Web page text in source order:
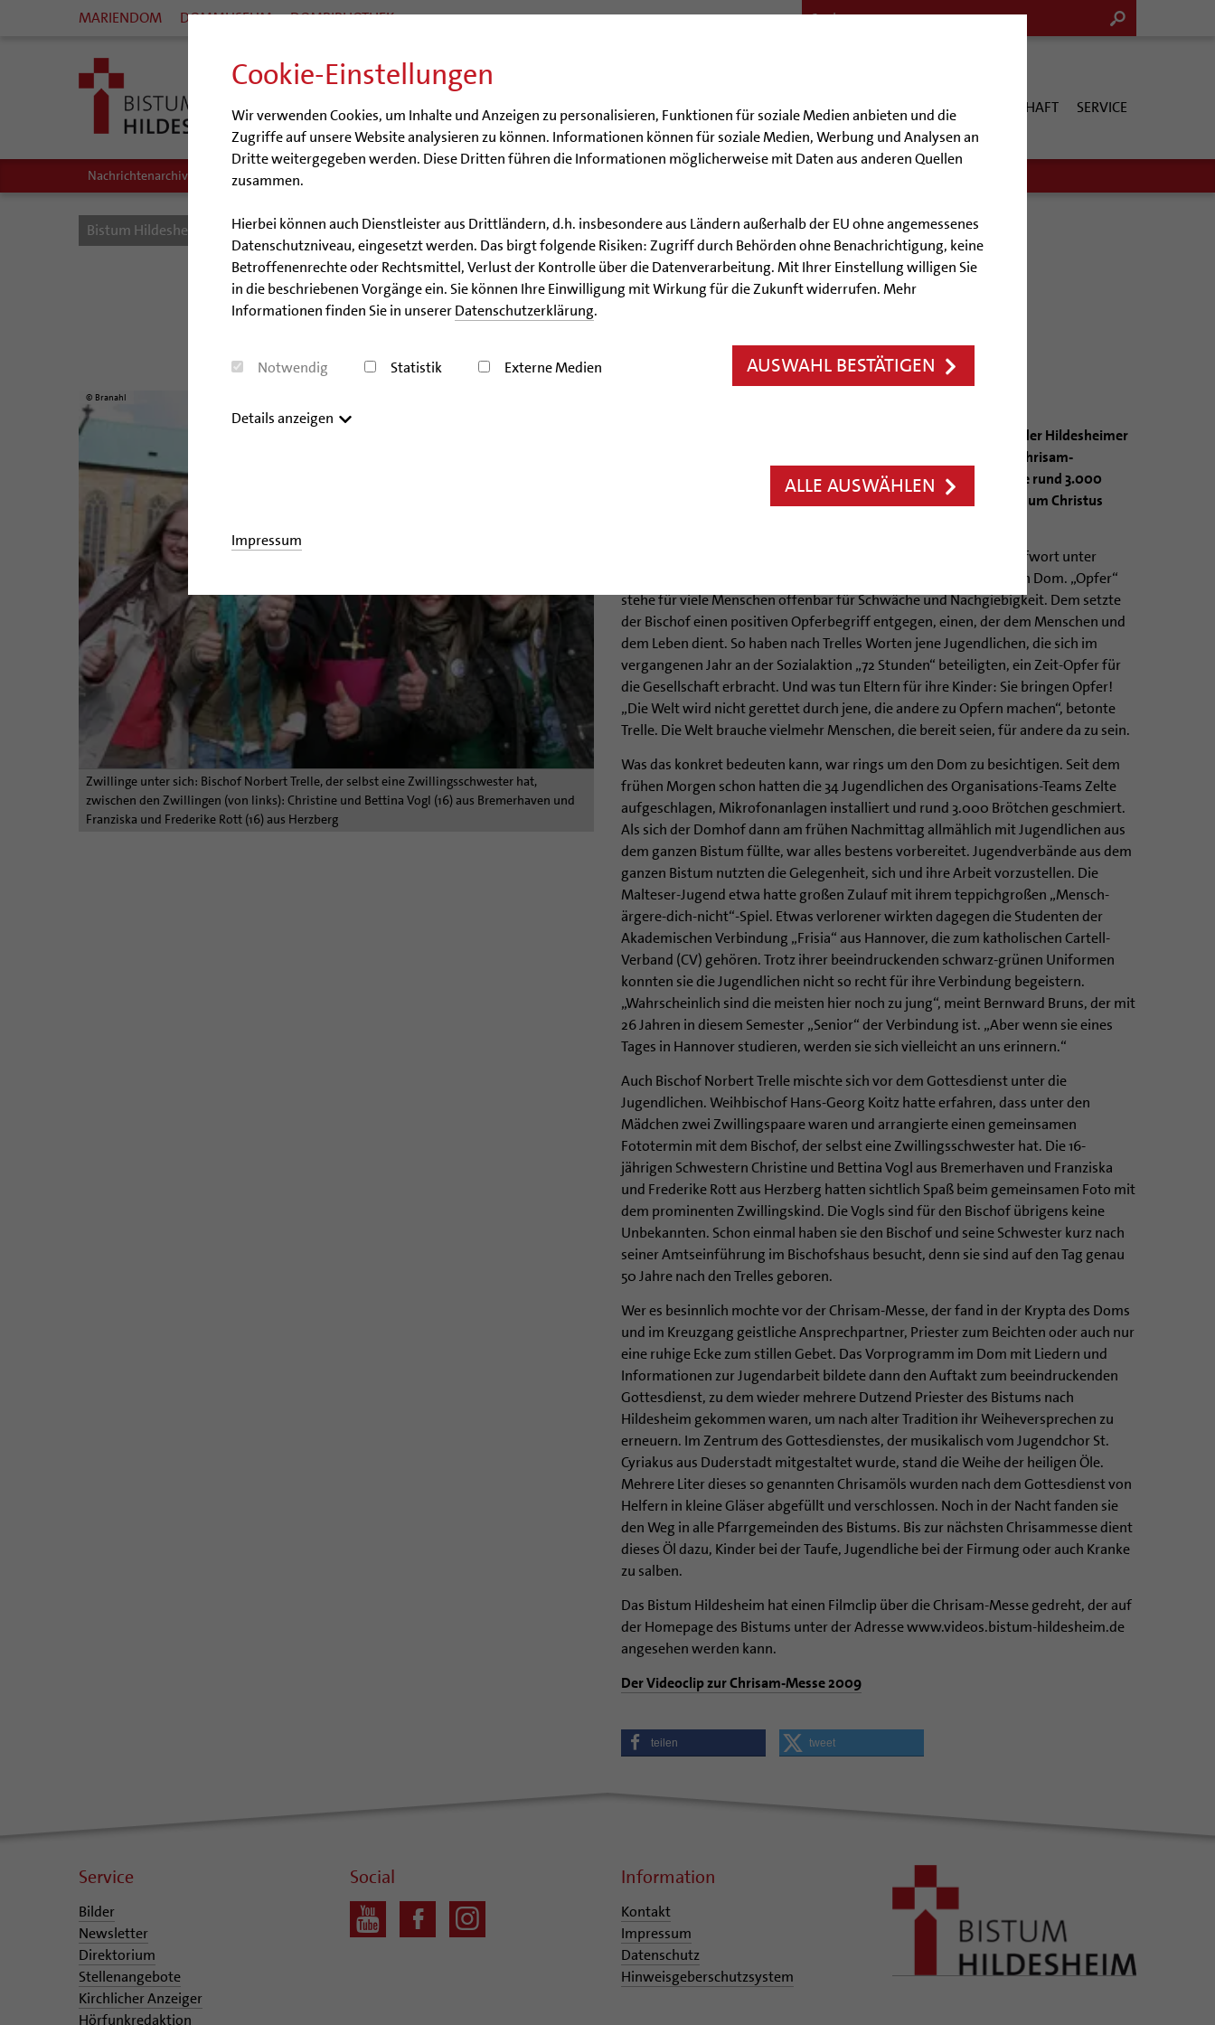
Cookie-Einstellungen
Wir verwenden Cookies, um Inhalte und Anzeigen zu personalisieren, Funktionen für soziale Medien anbieten und die
Zugriffe auf unsere Website analysieren zu können. Informationen können für soziale Medien, Werbung und Analysen an
Dritte weitergegeben werden. Diese Dritten führen die Informationen möglicherweise mit Daten aus anderen Quellen
zusammen.
Hierbei können auch Dienstleister aus Drittländern, d.h. insbesondere aus Ländern außerhalb der EU ohne angemessenes
Datenschutzniveau, eingesetzt werden. Das birgt folgende Risiken: Zugriff durch Behörden ohne Benachrichtigung, keine
Betroffenenrechte oder Rechtsmittel, Verlust der Kontrolle über die Datenverarbeitung. Mit Ihrer Einstellung willigen Sie
in die beschriebenen Vorgänge ein. Sie können Ihre Einwilligung mit Wirkung für die Zukunft widerrufen. Mehr
Informationen finden Sie in unsererDatenschutzerklärung.
Notwendig Statistik Externe Medien AUSWAHL BESTÄTIGEN
Details anzeigen
ALLE AUSWÄHLEN
Impressum
MARIENDOM DOMMUSEUM DOMBIBLIOTHEK
BISTUM BERATUNG & HILFE BILDUNG & KULTUR KIRCHE & GESELLSCHAFT SERVICE
Nachrichtenarchiv Audio/Podcasts
Bistum Hildesheim Bistum Nachrichten Artikel
Opfer bringen für die Menschen
Rund 3.000 Jugendliche kamen zur Chrisam-Messe nach Hildesheim
© Branahl
Zwillinge unter sich: Bischof Norbert Trelle, der selbst eine Zwillingsschwester hat,
zwischen den Zwillingen (von links): Christine und Bettina Vogl (16) aus Bremerhaven und
Franziska und Frederike Rott (16) aus Herzberg
Hildesheim (bph) An die Opferbereitschaft von Jugendlichen hat der Hildesheimer
Bischof Norbert Trelle am Mittwochabend bei der traditionellen Chrisam-
Jugendmesse im Hildesheimer Dom appelliert. Der Bischof bat die rund 3.000
jungen Menschen aus dem ganzen Bistum, ihr Leben einzusetzen, um Christus
Mit Entsetzen habe er gehört, dass das Wort „Opfer“ zum Schimpfwort unter
Jugendlichen geworden sei, sagte Trelle in seiner Predigt im vollen Dom. „Opfer“
stehe für viele Menschen offenbar für Schwäche und Nachgiebigkeit. Dem setzte
der Bischof einen positiven Opferbegriff entgegen, einen, der dem Menschen und
dem Leben dient. So haben nach Trelles Worten jene Jugendlichen, die sich im
vergangenen Jahr an der Sozialaktion „72 Stunden“ beteiligten, ein Zeit-Opfer für
die Gesellschaft erbracht. Und was tun Eltern für ihre Kinder: Sie bringen Opfer!
„Die Welt wird nicht gerettet durch jene, die andere zu Opfern machen“, betonte
Trelle. Die Welt brauche vielmehr Menschen, die bereit seien, für andere da zu sein.
Was das konkret bedeuten kann, war rings um den Dom zu besichtigen. Seit dem
frühen Morgen schon hatten die 34 Jugendlichen des Organisations-Teams Zelte
aufgeschlagen, Mikrofonanlagen installiert und rund 3.000 Brötchen geschmiert.
Als sich der Domhof dann am frühen Nachmittag allmählich mit Jugendlichen aus
dem ganzen Bistum füllte, war alles bestens vorbereitet. Jugendverbände aus dem
ganzen Bistum nutzten die Gelegenheit, sich und ihre Arbeit vorzustellen. Die
Malteser-Jugend etwa hatte großen Zulauf mit ihrem teppichgroßen „Mensch-
ärgere-dich-nicht“-Spiel. Etwas verlorener wirkten dagegen die Studenten der
Akademischen Verbindung „Frisia“ aus Hannover, die zum katholischen Cartell-
Verband (CV) gehören. Trotz ihrer beeindruckenden schwarz-grünen Uniformen
konnten sie die Jugendlichen nicht so recht für ihre Verbindung begeistern.
„Wahrscheinlich sind die meisten hier noch zu jung“, meint Bernward Bruns, der mit
26 Jahren in diesem Semester „Senior“ der Verbindung ist. „Aber wenn sie eines
Tages in Hannover studieren, werden sie sich vielleicht an uns erinnern.“
Auch Bischof Norbert Trelle mischte sich vor dem Gottesdienst unter die
Jugendlichen. Weihbischof Hans-Georg Koitz hatte erfahren, dass unter den
Mädchen zwei Zwillingspaare waren und arrangierte einen gemeinsamen
Fototermin mit dem Bischof, der selbst eine Zwillingsschwester hat. Die 16-
jährigen Schwestern Christine und Bettina Vogl aus Bremerhaven und Franziska
und Frederike Rott aus Herzberg hatten sichtlich Spaß beim gemeinsamen Foto mit
dem prominenten Zwillingskind. Die Vogls sind für den Bischof übrigens keine
Unbekannten. Schon einmal haben sie den Bischof und seine Schwester kurz nach
seiner Amtseinführung im Bischofshaus besucht, denn sie sind auf den Tag genau
50 Jahre nach den Trelles geboren.
Wer es besinnlich mochte vor der Chrisam-Messe, der fand in der Krypta des Doms
und im Kreuzgang geistliche Ansprechpartner, Priester zum Beichten oder auch nur
eine ruhige Ecke zum stillen Gebet. Das Vorprogramm im Dom mit Liedern und
Informationen zur Jugendarbeit bildete dann den Auftakt zum beeindruckenden
Gottesdienst, zu dem wieder mehrere Dutzend Priester des Bistums nach
Hildesheim gekommen waren, um nach alter Tradition ihr Weiheversprechen zu
erneuern. Im Zentrum des Gottesdienstes, der musikalisch vom Jugendchor St.
Cyriakus aus Duderstadt mitgestaltet wurde, stand die Weihe der heiligen Öle.
Mehrere Liter dieses so genannten Chrisamöls wurden nach dem Gottesdienst von
Helfern in kleine Gläser abgefüllt und verschlossen. Noch in der Nacht fanden sie
den Weg in alle Pfarrgemeinden des Bistums. Bis zur nächsten Chrisammesse dient
dieses Öl dazu, Kinder bei der Taufe, Jugendliche bei der Firmung oder auch Kranke
zu salben.
Das Bistum Hildesheim hat einen Filmclip über die Chrisam-Messe gedreht, der auf
der Homepage des Bistums unter der Adresse www.videos.bistum-hildesheim.de
angesehen werden kann.
Der Videoclip zur Chrisam-Messe 2009
teilen tweet
Service
Bilder
Newsletter
Direktorium
Stellenangebote
Kirchlicher Anzeiger
Hörfunkredaktion
Social Information
Kontakt
Impressum
Datenschutz
Hinweisgeberschutzsystem